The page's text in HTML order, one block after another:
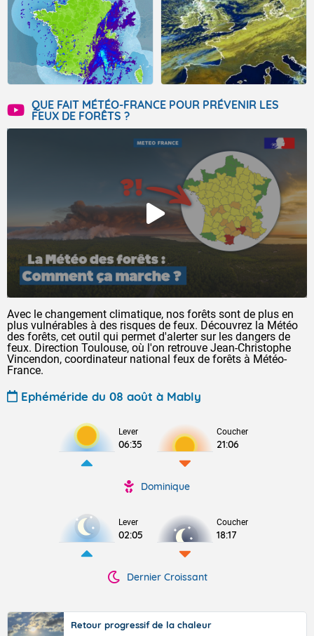
QUE FAIT MÉTÉO-FRANCE POUR PRÉVENIR LES
FEUX DE FORÊTS ?
Avec le changement climatique, nos forêts sont de plus en
plus vulnérables à des risques de feux. Découvrez la Météo
des forêts, cet outil qui permet d'alerter sur les dangers de
feux. Direction Toulouse, où l'on retrouve Jean-Christophe
Vincendon, coordinateur national feux de forêts à Météo-
France.
Ephéméride du 08 août à Mably
Lever
06:35
Coucher
21:06
Dominique
Lever
02:05
Coucher
18:17
Dernier Croissant
Retour progressif de la chaleur